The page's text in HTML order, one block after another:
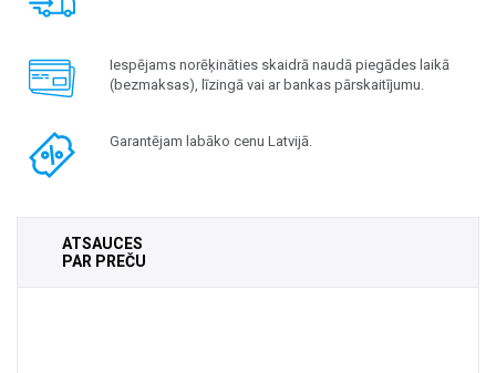
Iespējams norēķināties skaidrā naudā piegādes laikā
(bezmaksas), līzingā vai ar bankas pārskaitījumu.
Garantējam labāko cenu Latvijā.
ATSAUCES
PAR PREČU